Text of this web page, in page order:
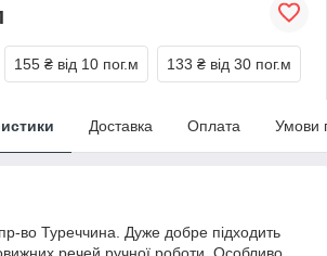
155 ₴ від 10 пог.м 133 ₴ від 30 пог.м
Доставка Оплата Умови
во Туреччина. Дуже добре підходить
речей ручної роботи. Особливо